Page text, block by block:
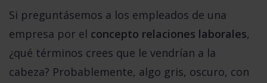
Si preguntásemos a los empleados de una
empresa por el concepto relaciones laborales,
¿qué términos crees que le vendrían a la
cabeza? Probablemente, algo gris, oscuro, con